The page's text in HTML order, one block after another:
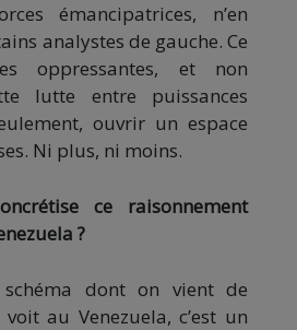
émancipatrices, n’en
analystes de gauche. Ce
oppressantes, et non
lutte entre puissances
ouvrir un espace
Ni plus, ni moins.
ce raisonnement
?
dont on vient de
au Venezuela, c’est un